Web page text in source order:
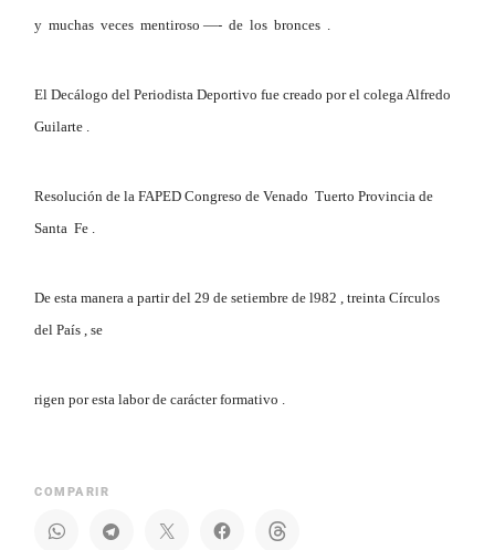
y muchas veces mentiroso —- de los bronces .
El Decálogo del Periodista Deportivo fue creado por el colega Alfredo
Guilarte .
Resolución de la FAPED Congreso de Venado Tuerto Provincia de
Santa Fe .
De esta manera a partir del 29 de setiembre de l982 , treinta Círculos
del País , se
rigen por esta labor de carácter formativo .
COMPARIR